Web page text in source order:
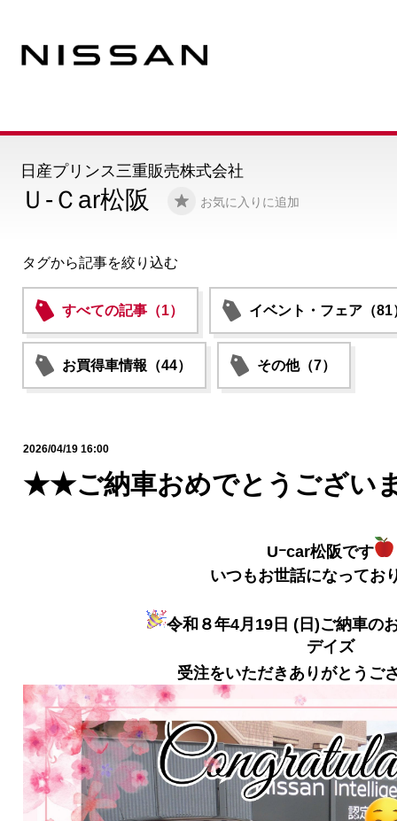
Ｕ-Ｃar松阪 お気に入りに追加
日産プリンス三重販売株式会社
タグから記事を絞り込む
すべての記事（1） イベント・フェア（81
お買得車情報（44） その他（7）
2026/04/19 16:00
★★ご納車おめでとうござ
Uｰcar松阪です
いつもお世話になってお
令和８年4月19日 (日)ご納車の
デイズ
受注をいただきありがとうご